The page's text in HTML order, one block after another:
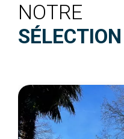
NOTRE
SÉLECTION